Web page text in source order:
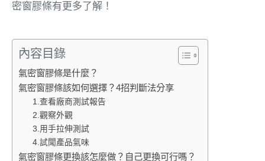
密窗膠條有更多了解！
內容目錄
氣密窗膠條是什麼？
氣密窗膠條該如何選擇？4招判斷法分享
1.查看廠商測試報告
2.觀察外觀
3.用手拉伸測試
4.試聞產品氣味
氣密窗膠條更換該怎麼做？自己更換可行嗎？